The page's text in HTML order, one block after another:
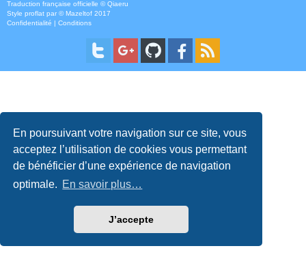
En poursuivant votre navigation sur ce site, vous
acceptez l’utilisation de cookies vous permettant
de bénéficier d’une expérience de navigation
optimale. En savoir plus…
J’accepte
Traduction française officielle ©Qiaeru
Style proflat par ©Mazeltof 2017
Confidentialité | Conditions